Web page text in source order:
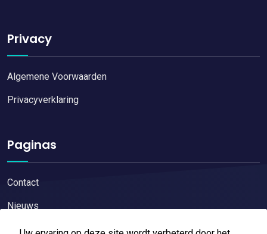
Privacy
Algemene Voorwaarden
Privacyverklaring
Paginas
Contact
Nieuws